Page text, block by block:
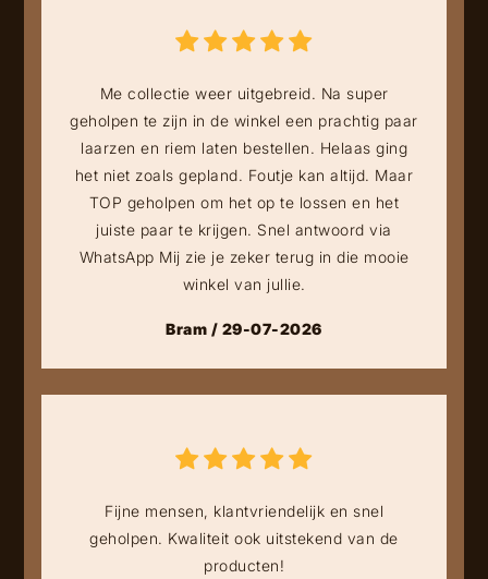
Me collectie weer uitgebreid. Na super
geholpen te zijn in de winkel een prachtig paar
laarzen en riem laten bestellen. Helaas ging
het niet zoals gepland. Foutje kan altijd. Maar
TOP geholpen om het op te lossen en het
juiste paar te krijgen. Snel antwoord via
WhatsApp Mij zie je zeker terug in die mooie
winkel van jullie.
Bram / 29-07-2026
Fijne mensen, klantvriendelijk en snel
geholpen. Kwaliteit ook uitstekend van de
producten!